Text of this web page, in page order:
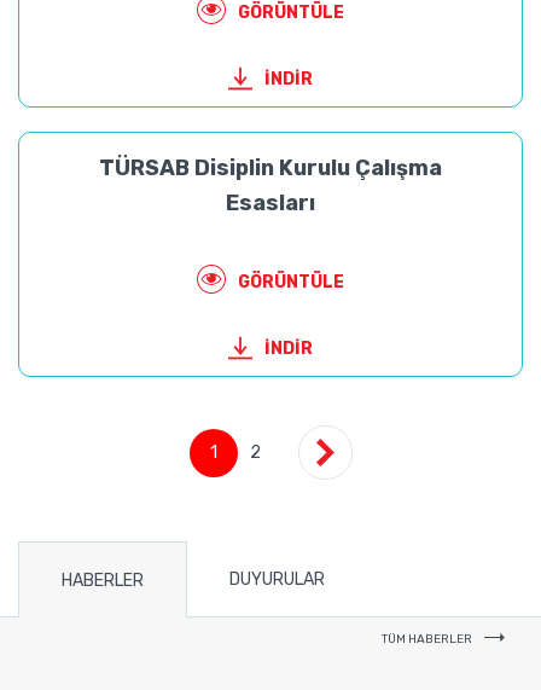
GÖRÜNTÜLE
İNDİR
TÜRSAB Disiplin Kurulu Çalışma
Esasları
GÖRÜNTÜLE
İNDİR
1 2
HABERLER DUYURULAR
TÜM HABERLER